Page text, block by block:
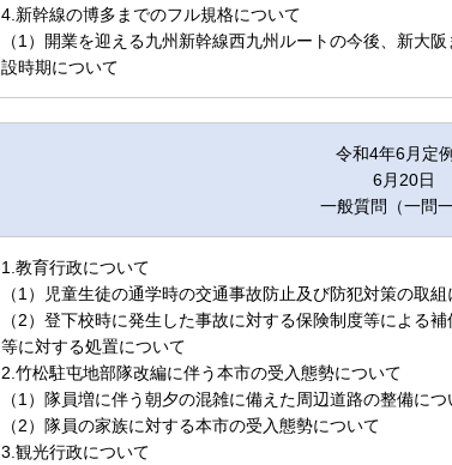
4.新幹線の博多までのフル規格について
（1）開業を迎える九州新幹線西九州ルートの今後、新大
設時期について
令和4年6月定
6月20日
一般質問（一問一
1.教育行政について
（1）児童生徒の通学時の交通事故防止及び防犯対策の取組
（2）登下校時に発生した事故に対する保険制度等による
等に対する処置について
2.竹松駐屯地部隊改編に伴う本市の受入態勢について
（1）隊員増に伴う朝夕の混雑に備えた周辺道路の整備につ
（2）隊員の家族に対する本市の受入態勢について
3.観光行政について